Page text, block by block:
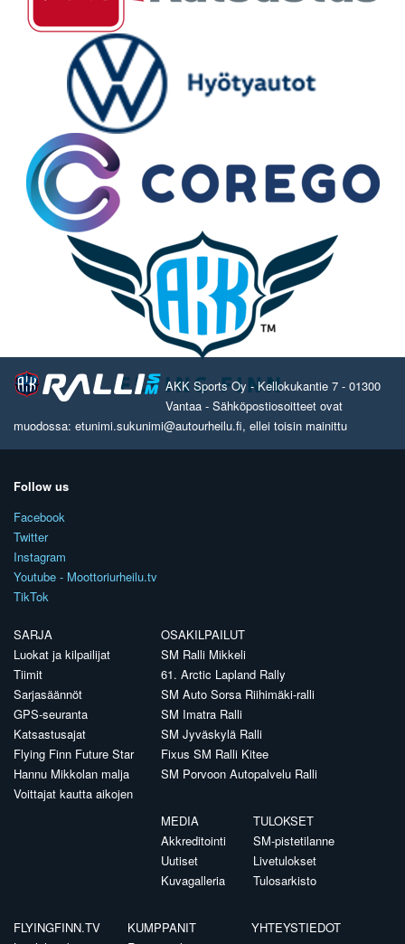
AKK Sports Oy - Kellokukantie 7 - 01300
Vantaa - Sähköpostiosoitteet ovat
muodossa: etunimi.sukunimi@autourheilu.fi, ellei toisin mainittu
Follow us
Facebook
Twitter
Instagram
Youtube - Moottoriurheilu.tv
TikTok
SARJA
Luokat ja kilpailijat
Tiimit
Sarjasäännöt
GPS-seuranta
Katsastusajat
Flying Finn Future Star
Hannu Mikkolan malja
Voittajat kautta aikojen
OSAKILPAILUT
SM Ralli Mikkeli
61. Arctic Lapland Rally
SM Auto Sorsa Riihimäki-ralli
SM Imatra Ralli
SM Jyväskylä Ralli
Fixus SM Ralli Kitee
SM Porvoon Autopalvelu Ralli
MEDIA
Akkreditointi
Uutiset
Kuvagalleria
TULOKSET
SM-pistetilanne
Livetulokset
Tulosarkisto
FLYINGFINN.TV
KUMPPANIT
YHTEYSTIEDOT